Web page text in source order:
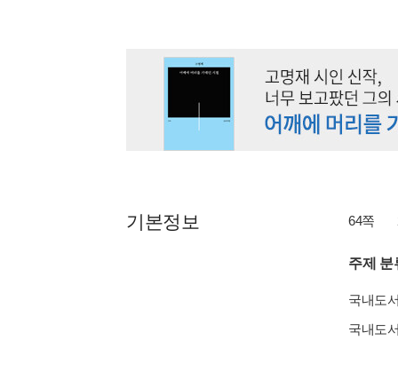
기본정보 64쪽
주제 분
국내도
국내도